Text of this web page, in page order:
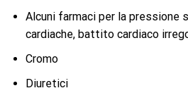
Alcuni farmaci per la pressione
cardiache, battito cardiaco
Cromo
Diuretici